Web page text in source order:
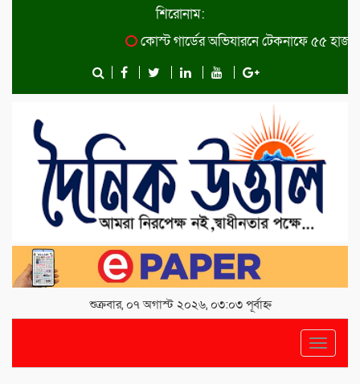
শিরোনাম:
কোস্ট গার্ডের অভিযারনে টেকনাফে ৫৫ হাজার
শুক্রবার, ০৭ অগাস্ট ২০২৬, ০৩:০৩ পূর্বাহ্ন
Toggle